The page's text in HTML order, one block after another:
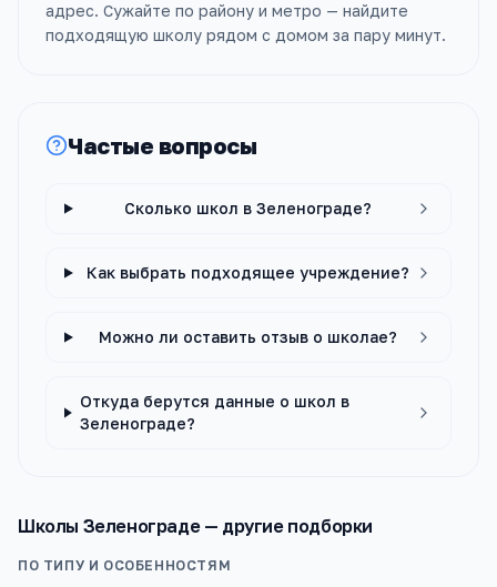
адрес. Сужайте по району и метро — найдите
подходящую школу рядом с домом за пару минут.
Частые вопросы
Сколько школ в Зеленограде?
Как выбрать подходящее учреждение?
Можно ли оставить отзыв о школае?
Откуда берутся данные о школ в
Зеленограде?
Школы Зеленограде— другие подборки
ПО ТИПУ И ОСОБЕННОСТЯМ